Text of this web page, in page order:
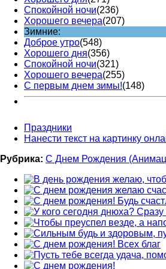
Спокойной ночи(236)
Хорошего вечера(207)
Зимние:
Доброе утро(548)
Хорошего дня(356)
Спокойной ночи(321)
Хорошего вечера(255)
С первым днем зимы!(148)
Праздники
Нанести текст на картинку
Рубрика: С Днем Рождения